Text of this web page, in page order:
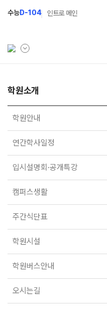
수능D-104 인트로 메인
학원소개
학원안내
연간학사일정
캠퍼스생활
주간식단표
학원시설
학원버스안내
오시는길
주변학사
공지사항
방문상담 예약
학원소개
학원안내
연간학사일정
입시설명회·공개특강
캠퍼스생활
주간식단표
학원시설
학원버스안내
오시는길